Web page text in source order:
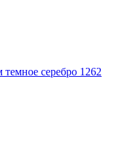
серебро 1262